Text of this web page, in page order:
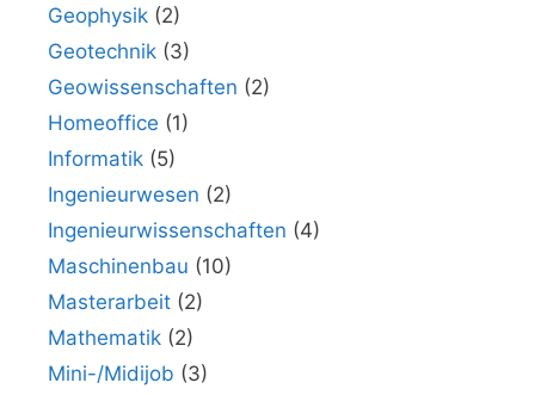
Geophysik (2)
Geotechnik (3)
Geowissenschaften (2)
Homeoffice (1)
Informatik (5)
Ingenieurwesen (2)
Ingenieurwissenschaften (4)
Maschinenbau (10)
Masterarbeit (2)
Mathematik (2)
Mini-/Midijob (3)